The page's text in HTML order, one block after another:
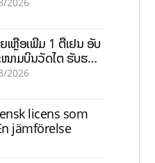
ເຫຼືອເພີ່ມ 1 ຕື້ເຢນ ອັບ
ໜາມບິນວັດໄຕ ຮັບຮອງ
ຕ
2026
licens som
jämförelse